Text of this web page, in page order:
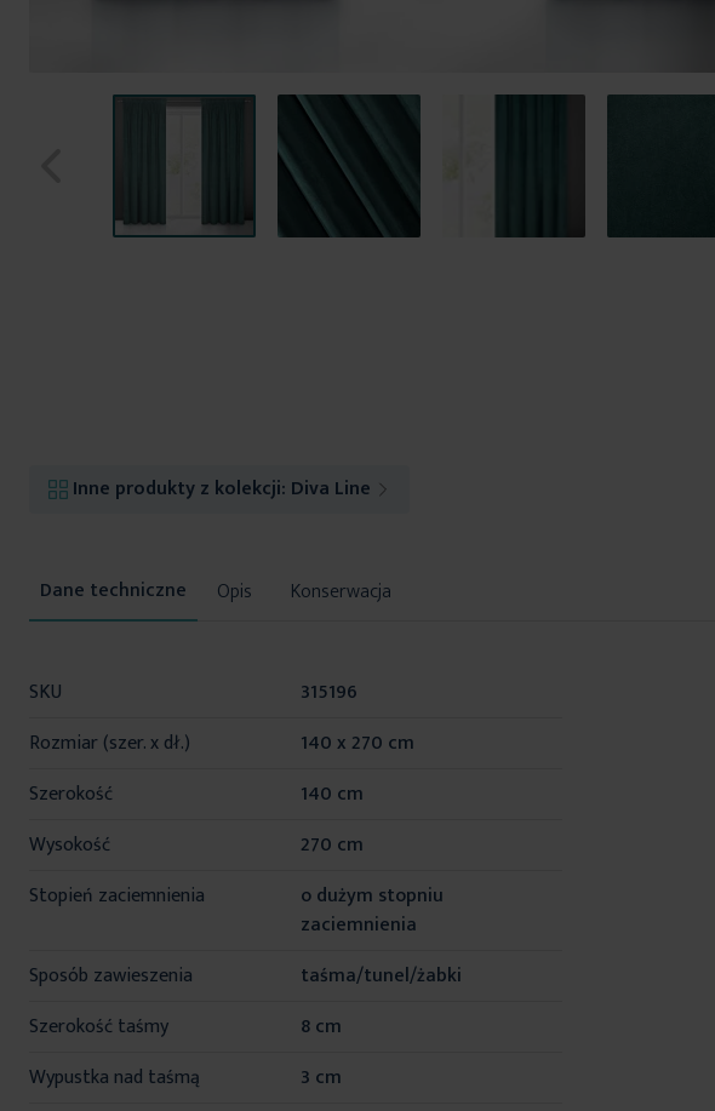
Inne produkty z kolekcji: Diva Line
Opis Konserwacja
Więcej
SKU
315196
Rozmiar (szer. x dł.)
140 x 270 cm
Szerokość
140 cm
Wysokość
270 cm
Stopień zaciemnienia
o dużym stopniu
zaciemnienia
Sposób zawieszenia
taśma/tunel/żabki
Szerokość taśmy
8 cm
Wypustka nad taśmą
3 cm